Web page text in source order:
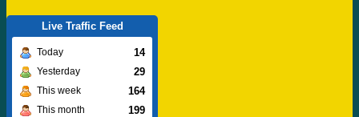
Live Traffic Feed
Today 14
Yesterday 29
This week 164
This month 199